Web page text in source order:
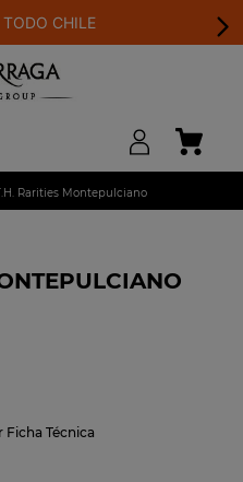
TODO CHILE
Rarities Montepulciano
Ficha Técnica